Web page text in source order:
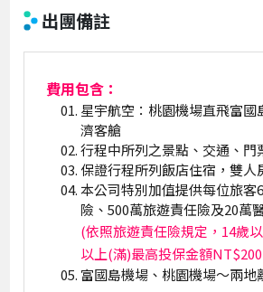
出團備註
費用包含：
星宇航空：桃園機場直飛富國
濟客艙
行程中所列之景點、交通、門
保證行程所列飯店住宿，雙人
本公司特別加值提供每位旅客
險、500萬旅遊責任險及20萬
(依照旅遊責任險規定，14歲
以上(滿)最高投保金額
富國島機場、桃園機場～兩地